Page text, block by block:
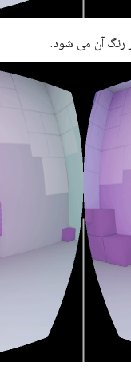
رنگ آن می شود.